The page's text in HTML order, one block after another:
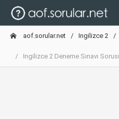
aof.sorular.net Ingilizce 2
Ingilizce 2 Deneme Sınavı